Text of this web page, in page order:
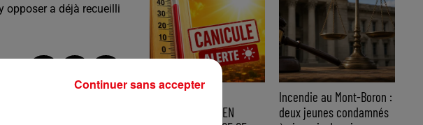
opposer a déjà recueilli
DÉPARTEMENTS EN
Incendie au Mont-Boron :
deux jeunes condamnés
Continuer sans accepter